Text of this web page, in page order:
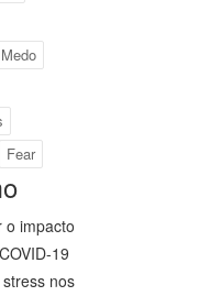
Medo
Fear
o impacto
19
nos